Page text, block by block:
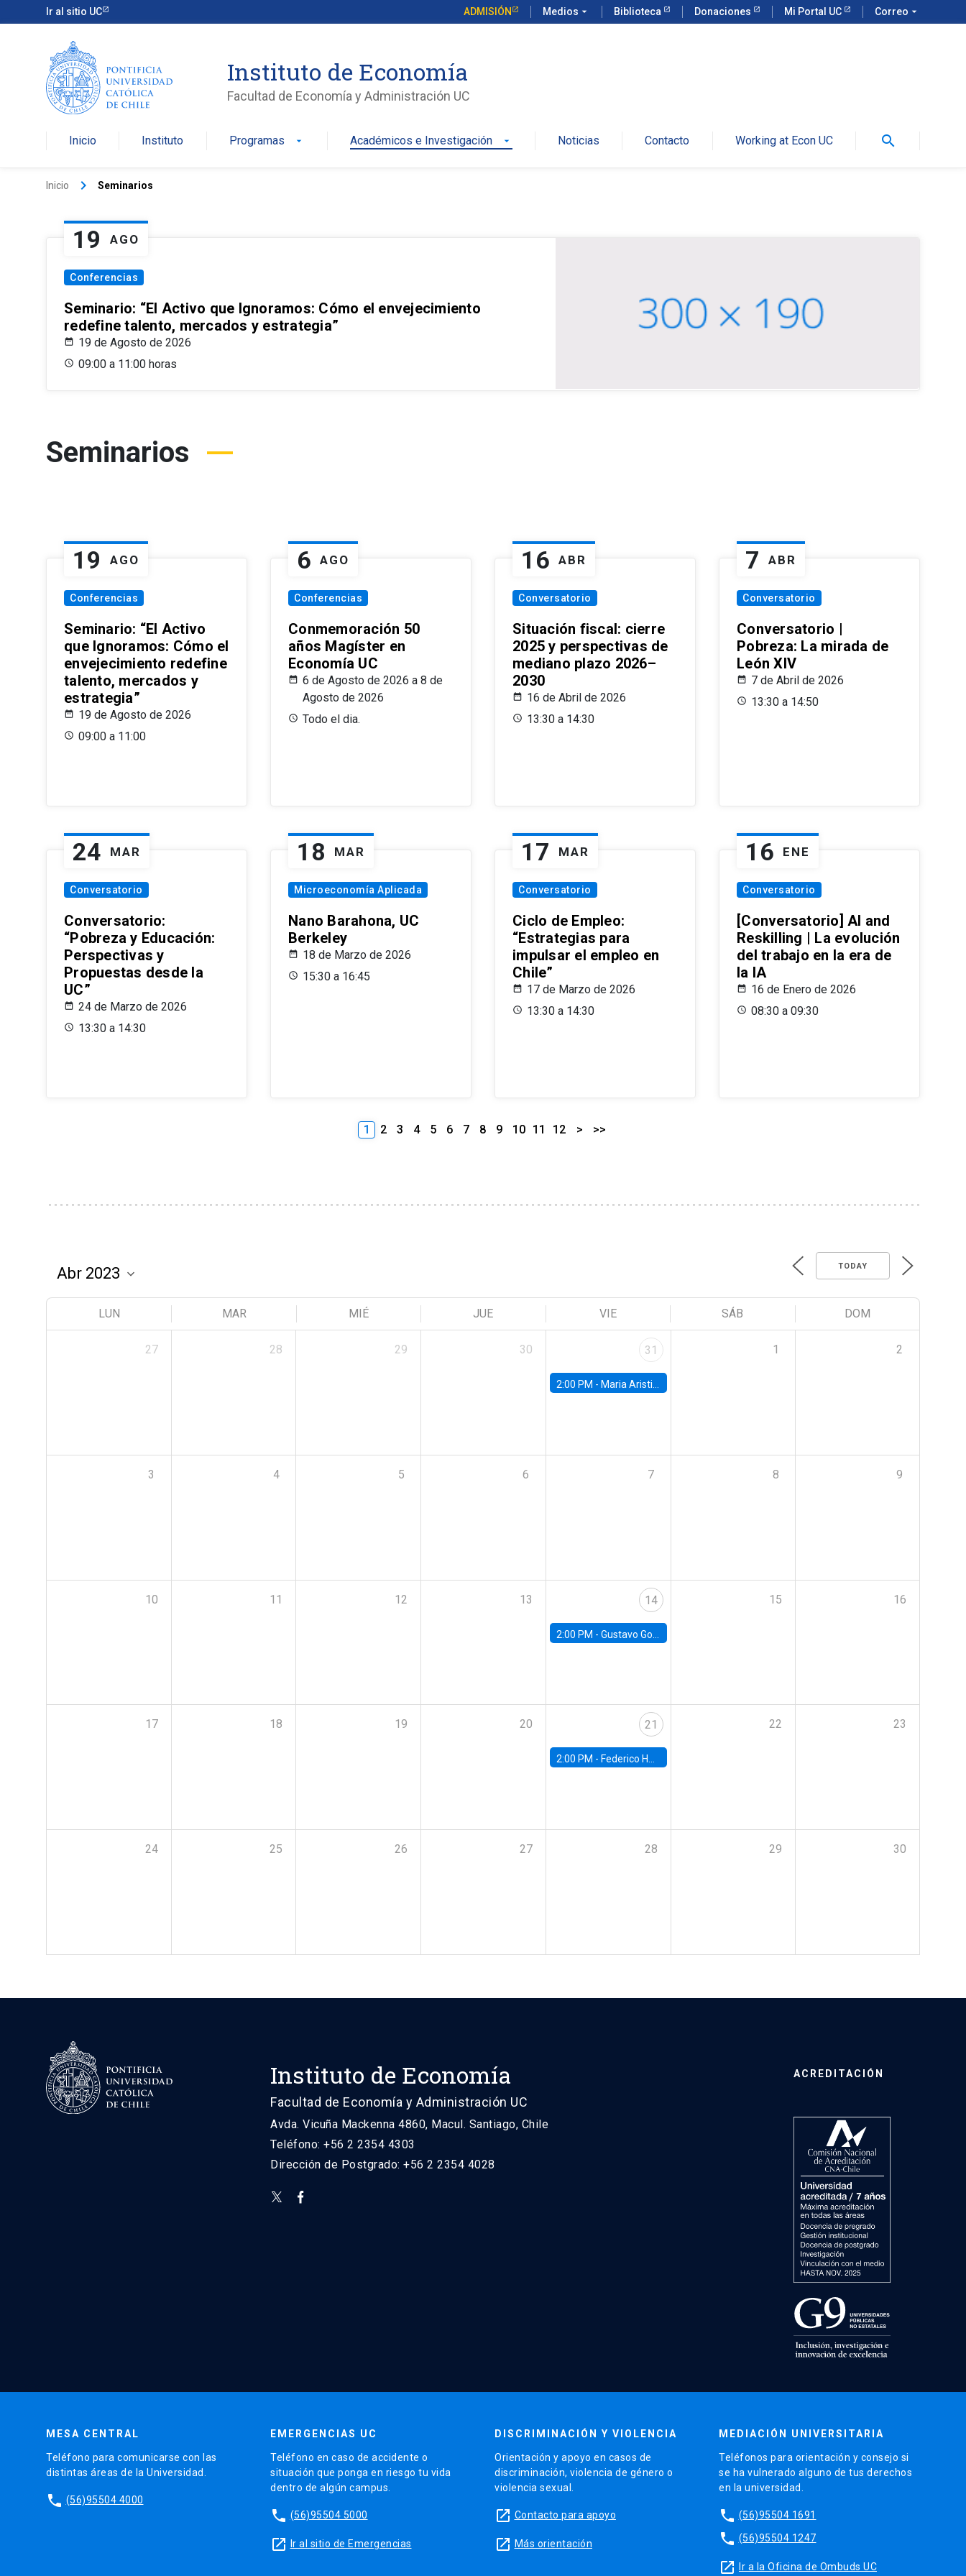
Ir al sitio UC ADMISIÓN Medios arrow_drop_down Biblioteca Donaciones Mi Portal UC Correo arrow_drop_down
Instituto de Economía
Facultad de Economía y Administración UC
Inicio Instituto Programas arrow_drop_down Académicos e Investigación arrow_drop_down Noticias Contacto Working at Econ UC search
Inicio keyboard_arrow_right Seminarios
19 AGO
Conferencias
Seminario: “El Activo que Ignoramos: Cómo el envejecimiento
redefine talento, mercados y estrategia”
19 de Agosto de 2026
09:00 a 11:00 horas
Seminarios
19 AGO
Conferencias
Seminario: “El Activo
que Ignoramos: Cómo el
envejecimiento redefine
talento, mercados y
estrategia”
19 de Agosto de 2026
09:00 a 11:00
6 AGO
Conferencias
Conmemoración 50
años Magíster en
Economía UC
6 de Agosto de 2026 a 8 de
Agosto de 2026
Todo el dia.
16 ABR
Conversatorio
Situación fiscal: cierre
2025 y perspectivas de
mediano plazo 2026–
2030
16 de Abril de 2026
13:30 a 14:30
7 ABR
Conversatorio
Conversatorio |
Pobreza: La mirada de
León XIV
7 de Abril de 2026
13:30 a 14:50
24 MAR
Conversatorio
Conversatorio:
“Pobreza y Educación:
Perspectivas y
Propuestas desde la
UC”
24 de Marzo de 2026
13:30 a 14:30
18 MAR
Microeconomía Aplicada
Nano Barahona, UC
Berkeley
18 de Marzo de 2026
15:30 a 16:45
17 MAR
Conversatorio
Ciclo de Empleo:
“Estrategias para
impulsar el empleo en
Chile”
17 de Marzo de 2026
13:30 a 14:30
16 ENE
Conversatorio
[Conversatorio] AI and
Reskilling | La evolución
del trabajo en la era de
la IA
16 de Enero de 2026
08:30 a 09:30
1 2 3 4 5 6 7 8 9 10 11 12 > >>
TODAY
LUN MAR MIÉ JUE VIE SÁB DOM
27 28 29 30 31
2:00 PM - Maria Aristizabal-Ramirez, FED Board
1 2
3 4 5 6 7 8 9
10 11 12 13 14
2:00 PM - Gustavo González - Banco Central de Chile
15 16
17 18 19 20 21
2:00 PM - Federico Huneeus - Banco Central de Chile
22 23
24 25 26 27 28 29 30
Instituto de Economía
Facultad de Economía y Administración UC
Avda. Vicuña Mackenna 4860, Macul. Santiago, Chile
Teléfono: +56 2 2354 4303
Dirección de Postgrado: +56 2 2354 4028
ACREDITACIÓN
MESA CENTRAL
Teléfono para comunicarse con las
distintas áreas de la Universidad.
phone (56)95504 4000
EMERGENCIAS UC
Teléfono en caso de accidente o
situación que ponga en riesgo tu vida
dentro de algún campus.
phone (56)95504 5000
launch Ir al sitio de Emergencias
DISCRIMINACIÓN Y VIOLENCIA
Orientación y apoyo en casos de
discriminación, violencia de género o
violencia sexual.
launch Contacto para apoyo
launch Más orientación
MEDIACIÓN UNIVERSITARIA
Teléfonos para orientación y consejo si
se ha vulnerado alguno de tus derechos
en la universidad.
phone (56)95504 1691
phone (56)95504 1247
launch Ir a la Oficina de Ombuds UC